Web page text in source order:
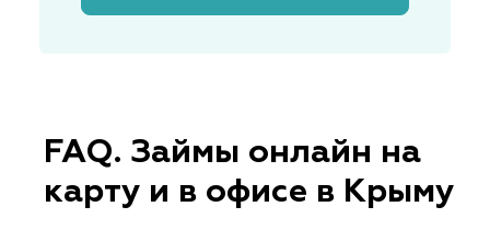
FAQ. Займы онлайн на
карту и в офисе в Крыму